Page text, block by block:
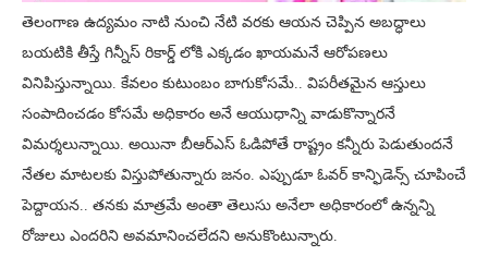
తెలంగాణ ఉద్యమం నాటి నుంచి నేటి వరకు ఆయన చెప్పిన అబద్ధాలు
బయటికి తీస్తే గిన్నీస్ రికార్డ్ లోకి ఎక్కడం ఖాయమనే ఆరోపణలు
వినిపిస్తున్నాయి. కేవలం కుటుంబం బాగుకోసమే.. విపరీతమైన ఆస్తులు
సంపాదించడం కోసమే అధికారం అనే ఆయుధాన్ని వాడుకొన్నారనే
విమర్శలున్నాయి. అయినా బీఆర్ఎస్ ఓడిపోతే రాష్ట్రం కన్నీరు పెడుతుందనే
నేతల మాటలకు విస్తుపోతున్నారు జనం. ఎప్పుడూ ఓవర్ కాన్ఫిడెన్స్ చూపించే
పెద్దాయన.. తనకు మాత్రమే అంతా తెలుసు అనేలా అధికారంలో ఉన్నన్ని
రోజులు ఎందరిని అవమానించలేదని అనుకొంటున్నారు.